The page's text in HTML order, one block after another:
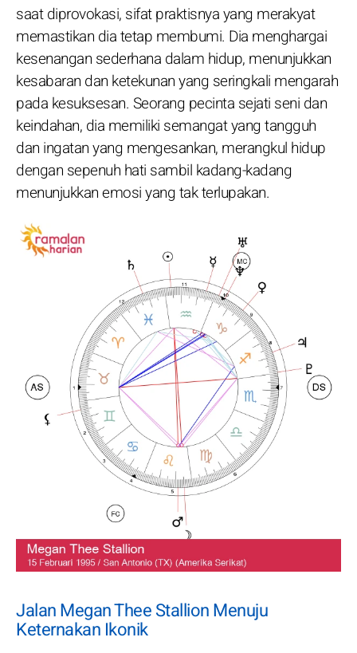
saat diprovokasi, sifat praktisnya yang merakyat
memastikan dia tetap membumi. Dia menghargai
kesenangan sederhana dalam hidup, menunjukkan
kesabaran dan ketekunan yang seringkali mengarah
pada kesuksesan. Seorang pecinta sejati seni dan
keindahan, dia memiliki semangat yang tangguh
dan ingatan yang mengesankan, merangkul hidup
dengan sepenuh hati sambil kadang-kadang
menunjukkan emosi yang tak terlupakan.
Jalan Megan Thee Stallion Menuju
Keternakan Ikonik